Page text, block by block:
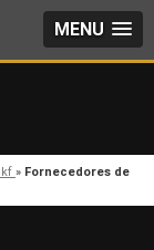
MENU
» Fornecedores de